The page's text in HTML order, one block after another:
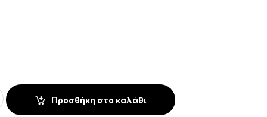
Pododisc M 20mm 320 Grit – Staleks Expert (50 τεμ.)
Προσθήκη στο καλάθι